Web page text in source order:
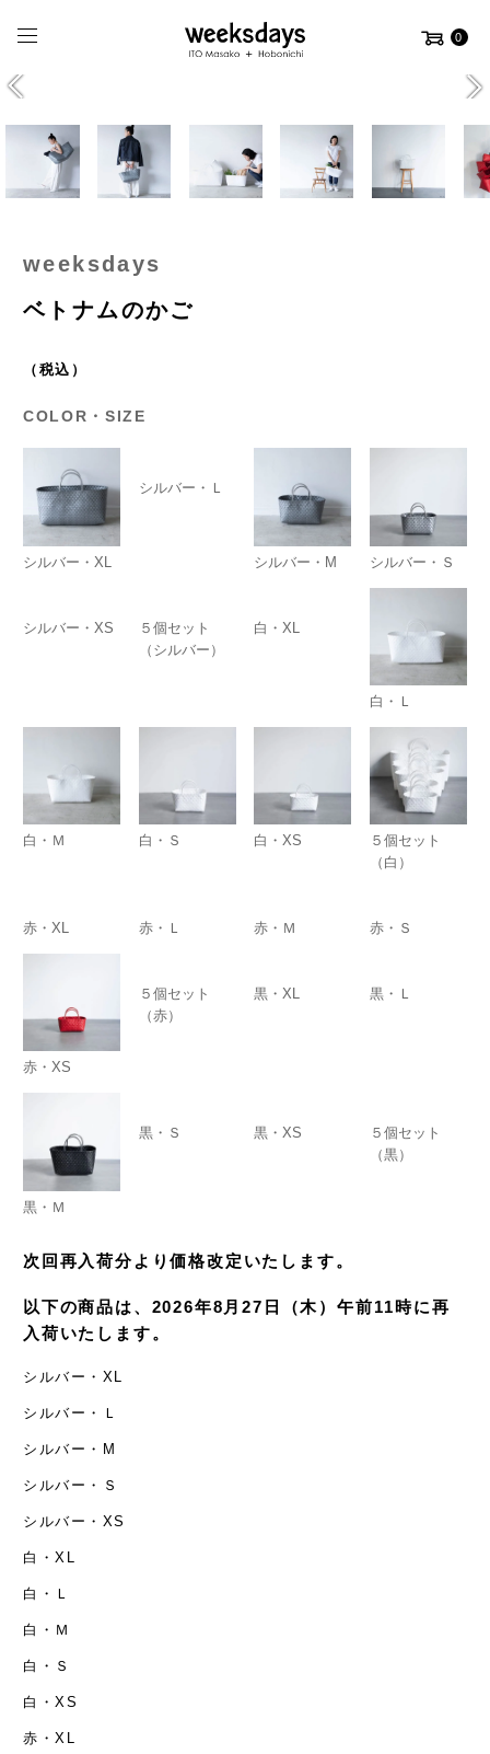
0
weeksdays
ベトナムのかご
（税込）
COLOR・SIZE
シルバー・XL
シルバー・Ｌ
シルバー・M シルバー・Ｓ
シルバー・XS
５個セット
（シルバー）
白・XL
白・Ｌ
白・Ｍ 白・Ｓ 白・XS
５個セット
（白）
赤・XL 赤・Ｌ 赤・Ｍ 赤・Ｓ
赤・XS
５個セット
（赤）
黒・XL 黒・Ｌ
黒・Ｍ
黒・Ｓ 黒・XS
５個セット
（黒）
次回再入荷分より価格改定いたします。
以下の商品は、2026年8月27日（木）午前11時に再
入荷いたします。
シルバー・XL
シルバー・Ｌ
シルバー・M
シルバー・Ｓ
シルバー・XS
白・XL
白・Ｌ
白・Ｍ
白・Ｓ
白・XS
赤・XL